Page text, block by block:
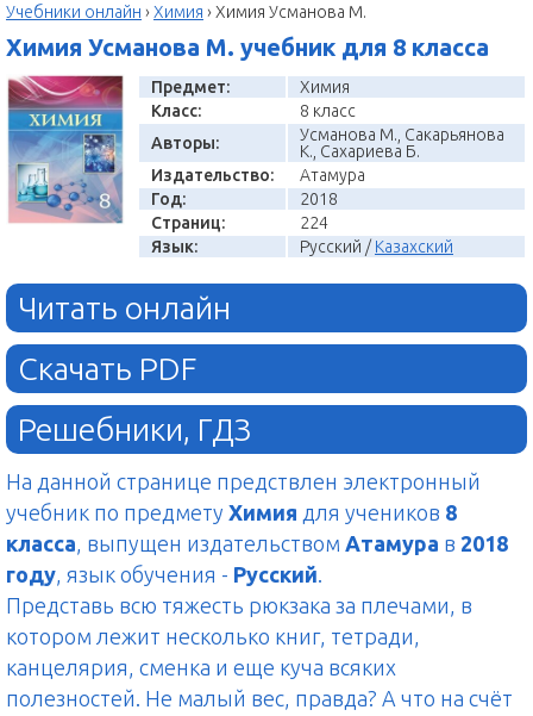
Учебники онлайн ›Химия ›Химия Усманова М.
Химия Усманова М. учебник для 8 класса
Предмет:
Химия
Класс:
8 класс
Авторы:
Усманова М., Сакарьянова
К., Сахариева Б.
Издательство:
Атамура
Год:
2018
Страниц:
224
Язык:
Русский / Казахский
Читать онлайн
Скачать PDF
Решебники, ГДЗ
На данной странице предствлен электронный
учебник по предмету Химия для учеников 8
класса, выпущен издательством Атамура в 2018
году, язык обучения - Русский.
Представь всю тяжесть рюкзака за плечами, в
котором лежит несколько книг, тетради,
канцелярия, сменка и еще куча всяких
полезностей. Не малый вес, правда? А что на счёт